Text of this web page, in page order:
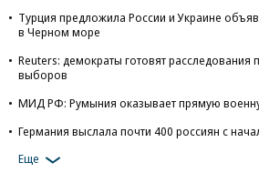
Турция предложила России и Украине
в Черном море
Reuters: демократы готовят расследования
выборов
МИД РФ: Румыния оказывает прямую
Германия выслала почти 400 россиян с
Еще